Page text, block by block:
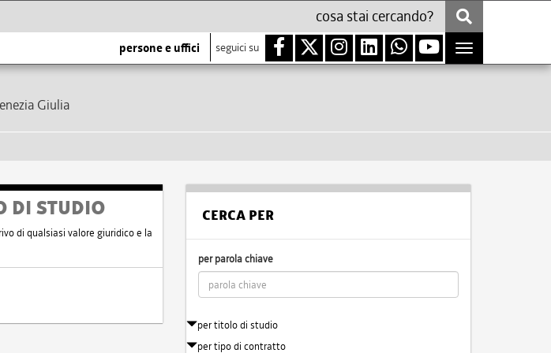
persone e uffici seguici su
Toggle
navigation
Giulia
DI STUDIO
di qualsiasi valore giuridico e la
CERCA PER
per parola chiave
per titolo di studio
per tipo di contratto